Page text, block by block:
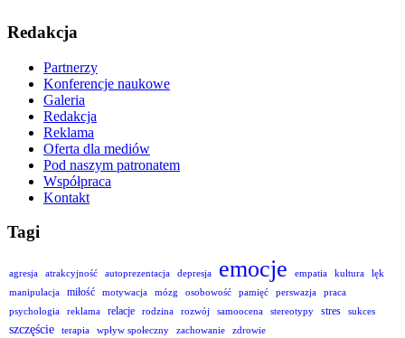
Redakcja
Partnerzy
Konferencje naukowe
Galeria
Redakcja
Reklama
Oferta dla mediów
Pod naszym patronatem
Współpraca
Kontakt
Tagi
agresja atrakcyjność autoprezentacja depresja emocje empatia kultura
lęk
manipulacja
miłość motywacja mózg osobowość pamięć perswazja
praca
psychologia
reklama relacje rodzina rozwój samoocena stereotypy stres sukces
szczęście terapia wpływ społeczny zachowanie zdrowie